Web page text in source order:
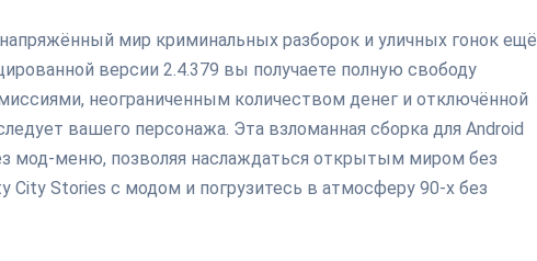
мир криминальных разборок и уличных гонок ещё
версии 2.4.379 вы получаете полную свободу
неограниченным количеством денег и отключённой
вашего персонажа. Эта взломанная сборка для Android
мод-меню, позволяя наслаждаться открытым миром без
City Stories с модом и погрузитесь в атмосферу 90-х без